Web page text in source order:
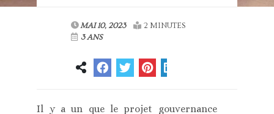
MAI 10, 2023
2 MINUTES
3 ANS
Il y a un que le projet gouvernance